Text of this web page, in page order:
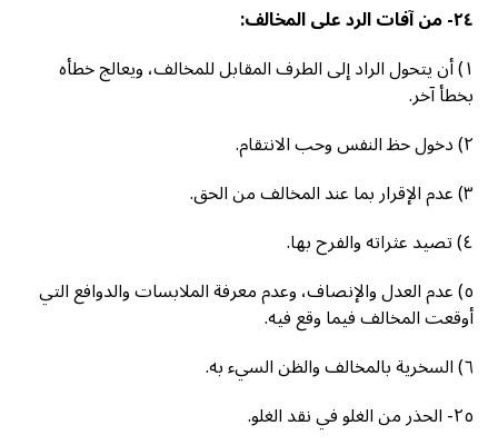
٢٤- من آفات الرد على المخالف:
١) أن يتحول الراد إلى الطرف المقابل للمخالف، ويعالج خطأه
بخطأ آخر.
٢) دخول حظ النفس وحب الانتقام.
٣) عدم الإقرار بما عند المخالف من الحق.
٤) تصيد عثراته والفرح بها.
٥) عدم العدل والإنصاف، وعدم معرفة الملابسات والدوافع التي
أوقعت المخالف فيما وقع فيه.
٦) السخرية بالمخالف والظن السيء به.
٢٥- الحذر من الغلو في نقد الغلو.